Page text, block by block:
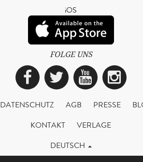
iOS
FOLGE UNS
Facebook
Twitter
DATENSCHUTZ AGB PRESSE
KONTAKT
VERLAGE
DEUTSCH